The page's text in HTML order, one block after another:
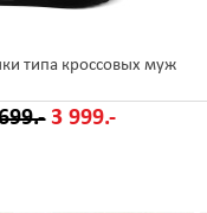
типа кроссовых муж
3 999.-